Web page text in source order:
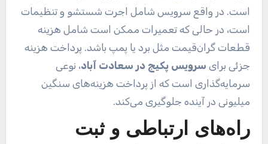
است. در واقع سرویس شامل اجرت شستشو و تنظیمات
است، در حالی که تعمیرات ممکن است شامل هزینه
قطعات گران‌قیمت مثل برد یا پمپ باشد. پرداخت هزینه
جزئی برای سرویس پکیج در سعادت آباد، نوعی
سرمایه‌گذاری است که از پرداخت هزینه‌های سنگین
میلیونی در آینده جلوگیری می‌کند.
راه‌های ارتباطی و ثبت